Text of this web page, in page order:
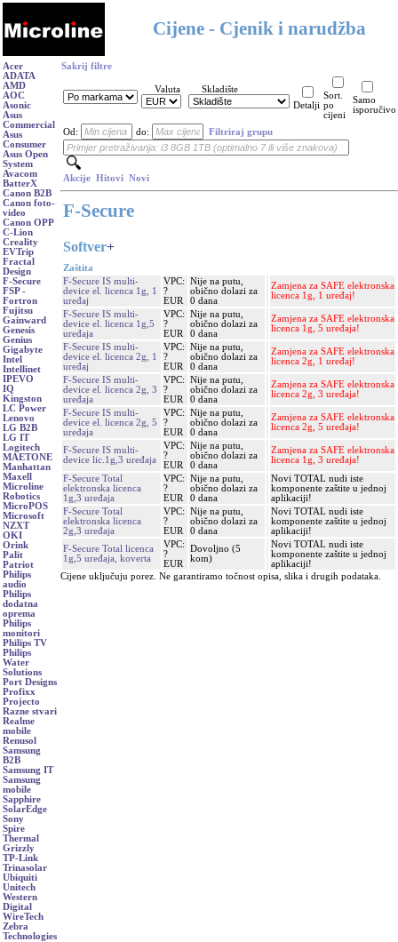
Cijene - Cjenik i narudžba
Acer
ADATA
AMD
AOC
Asonic
Asus
Commercial
Asus
Consumer
Asus Open
System
Avacom
BatterX
Canon B2B
Canon foto-
video
Canon OPP
C-Lion
Creality
EVTrip
Fractal
Design
F-Secure
FSP -
Fortron
Fujitsu
Gainward
Genesis
Genius
Gigabyte
Intel
Intellinet
IPEVO
IQ
Kingston
LC Power
Lenovo
LG B2B
LG IT
Logitech
MAETONE
Manhattan
Maxell
Microline
Robotics
MicroPOS
Microsoft
NZXT
OKI
Orink
Palit
Patriot
Philips
audio
Philips
dodatna
oprema
Philips
monitori
Philips TV
Philips
Water
Solutions
Port Designs
Profixx
Projecto
Razne stvari
Realme
mobile
Renusol
Samsung
B2B
Samsung IT
Samsung
mobile
Sapphire
SolarEdge
Sony
Spire
Thermal
Grizzly
TP-Link
Trinasolar
Ubiquiti
Unitech
Western
Digital
WireTech
Zebra
Technologies
Sakrij filtre
Valuta
Skladište
Detalji
Sort.
po
cijeni
Samo
isporučivo
Od: do: Filtriraj grupu
Akcije Hitovi Novi
F-Secure
Softver+
Zaštita
F-Secure IS multi-
device el. licenca 1g, 1
uređaj
VPC:
?
EUR
Nije na putu,
obično dolazi za
0 dana
Zamjena za SAFE elektronska
licenca 1g, 1 uređaj!
F-Secure IS multi-
device el. licenca 1g,5
uređaja
VPC:
?
EUR
Nije na putu,
obično dolazi za
0 dana
Zamjena za SAFE elektronska
licenca 1g, 5 uređaja!
F-Secure IS multi-
device el. licenca 2g, 1
uređaj
VPC:
?
EUR
Nije na putu,
obično dolazi za
0 dana
Zamjena za SAFE elektronska
licenca 2g, 1 uređaj!
F-Secure IS multi-
device el. licenca 2g, 3
uređaja
VPC:
?
EUR
Nije na putu,
obično dolazi za
0 dana
Zamjena za SAFE elektronska
licenca 2g, 3 uređaja!
F-Secure IS multi-
device el. licenca 2g, 5
uređaja
VPC:
?
EUR
Nije na putu,
obično dolazi za
0 dana
Zamjena za SAFE elektronska
licenca 2g, 5 uređaja!
F-Secure IS multi-
device lic.1g,3 uređaja
VPC:
?
EUR
Nije na putu,
obično dolazi za
0 dana
Zamjena za SAFE elektronska
licenca 1g, 3 uređaja!
F-Secure Total
elektronska licenca
1g,3 uređaja
VPC:
?
EUR
Nije na putu,
obično dolazi za
0 dana
Novi TOTAL nudi iste
komponente zaštite u jednoj
aplikaciji!
F-Secure Total
elektronska licenca
2g,3 uređaja
VPC:
?
EUR
Nije na putu,
obično dolazi za
0 dana
Novi TOTAL nudi iste
komponente zaštite u jednoj
aplikaciji!
F-Secure Total licenca
1g,5 uređaja, koverta
VPC:
?
EUR
Dovoljno (5
kom)
Novi TOTAL nudi iste
komponente zaštite u jednoj
aplikaciji!
Cijene uključuju porez. Ne garantiramo točnost opisa, slika i drugih podataka.